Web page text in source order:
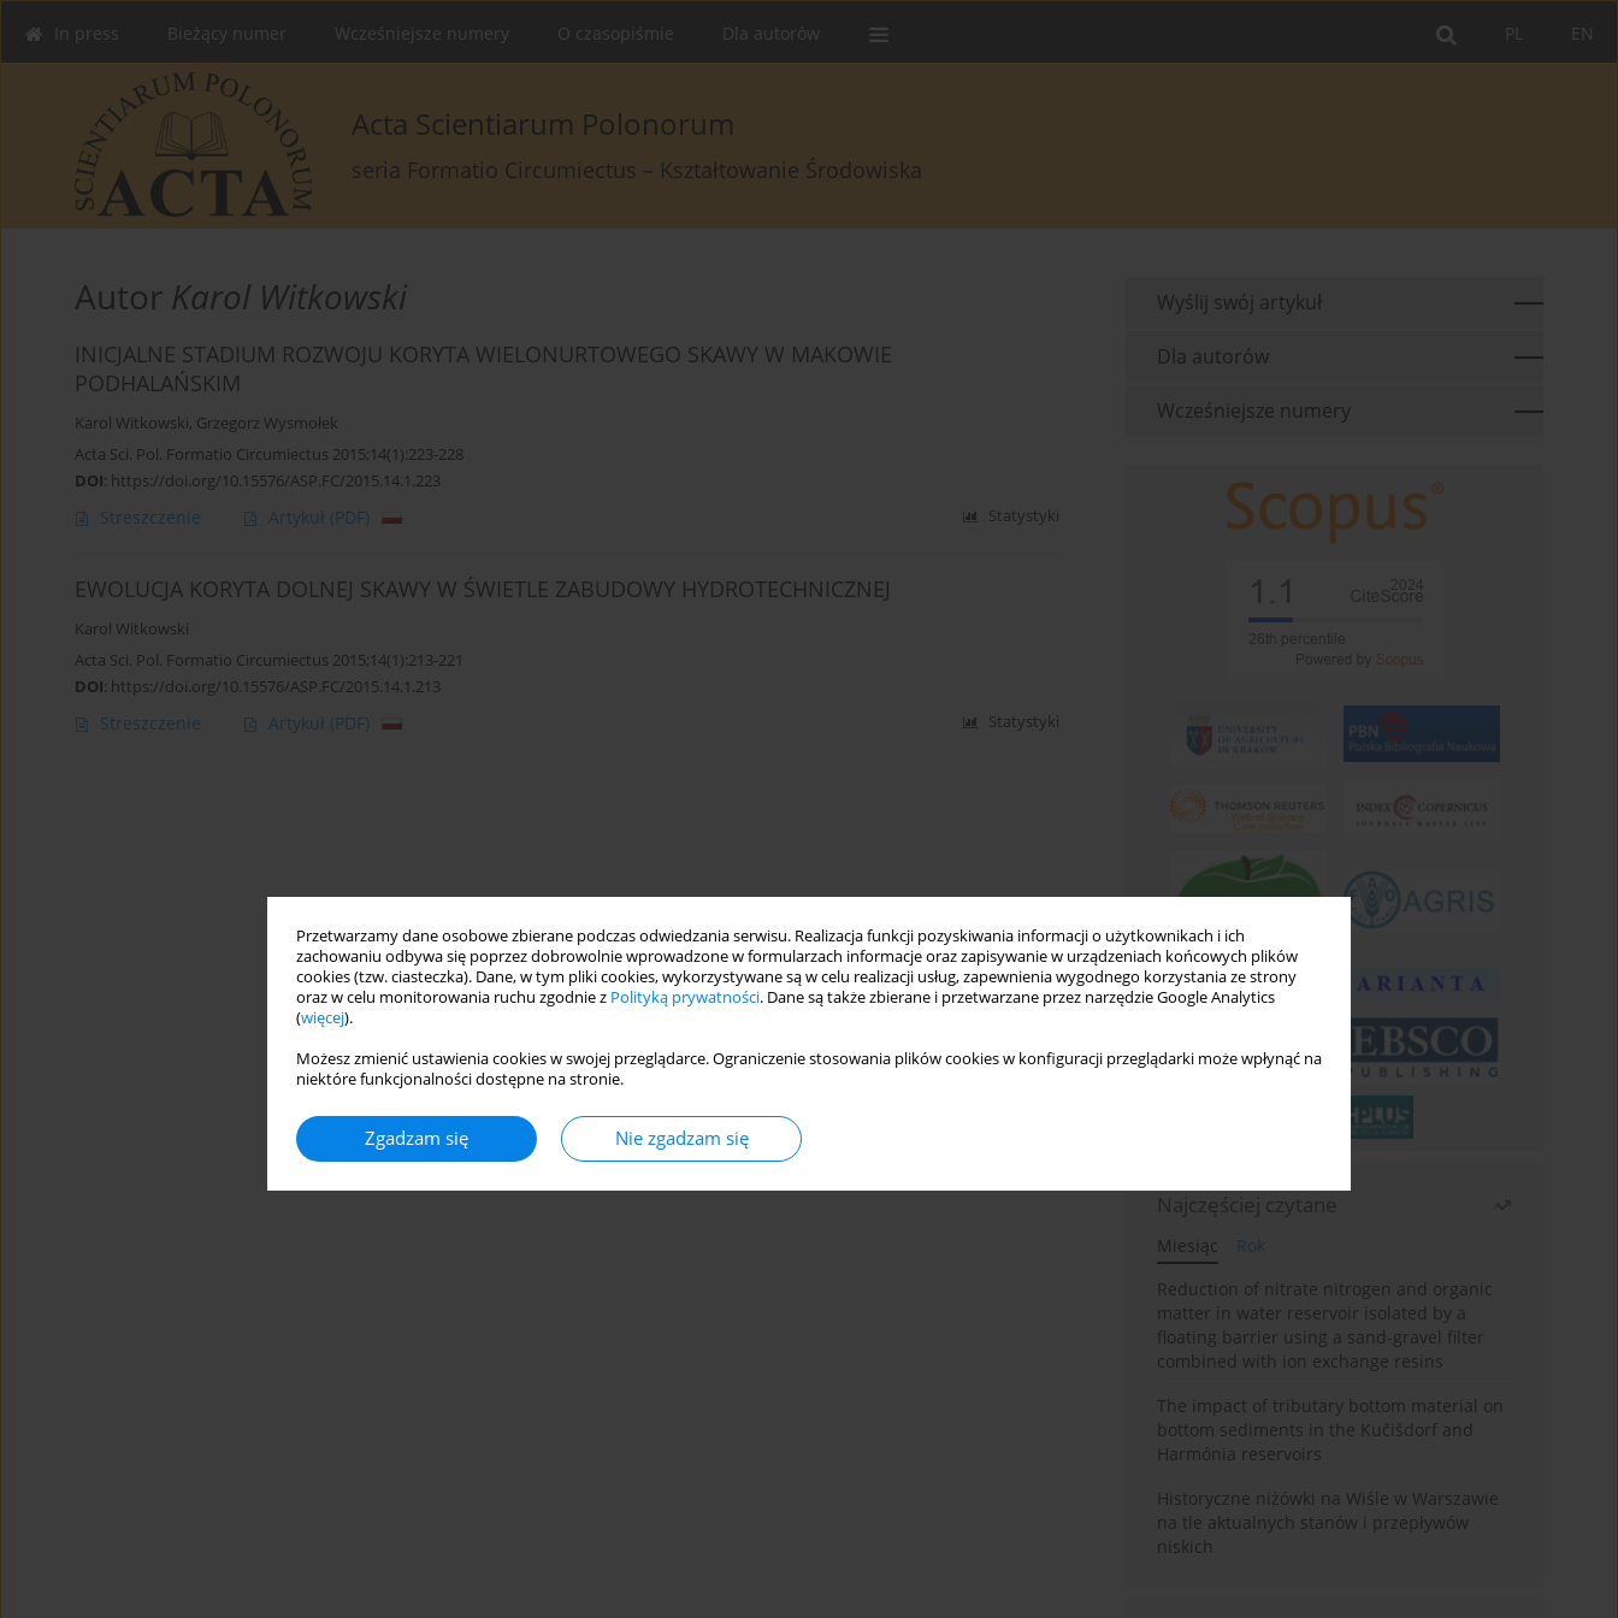
Przetwarzamy dane osobowe zbierane podczas odwiedzania serwisu. Realizacja funkcji pozyskiwania informacji o użytkownikach i ich
zachowaniu odbywa się poprzez dobrowolnie wprowadzone w formularzach informacje oraz zapisywanie w urządzeniach końcowych plików
cookies (tzw. ciasteczka). Dane, w tym pliki cookies, wykorzystywane są w celu realizacji usług, zapewnienia wygodnego korzystania ze strony
oraz w celu monitorowania ruchu zgodnie z Polityką prywatności. Dane są także zbierane i przetwarzane przez narzędzie Google Analytics
(więcej).
Możesz zmienić ustawienia cookies w swojej przeglądarce. Ograniczenie stosowania plików cookies w konfiguracji przeglądarki może wpłynąć na
niektóre funkcjonalności dostępne na stronie.
Zgadzam się Nie zgadzam się
EN
PL
In press Bieżący numer Wcześniejsze numery O czasopiśmie Dla autorów
Acta Scientiarum Polonorum
seria Formatio Circumiectus – Kształtowanie Środowiska
Autor Karol Witkowski
INICJALNE STADIUM ROZWOJU KORYTA WIELONURTOWEGO SKAWY W MAKOWIE
PODHALAŃSKIM
Karol Witkowski, Grzegorz Wysmołek
Acta Sci. Pol. Formatio Circumiectus 2015;14(1):223-228
DOI: https://doi.org/10.15576/ASP.FC/2015.14.1.223
Streszczenie Artykuł (PDF) Statystyki
EWOLUCJA KORYTA DOLNEJ SKAWY W ŚWIETLE ZABUDOWY HYDROTECHNICZNEJ
Karol Witkowski
Acta Sci. Pol. Formatio Circumiectus 2015;14(1):213-221
DOI: https://doi.org/10.15576/ASP.FC/2015.14.1.213
Streszczenie Artykuł (PDF) Statystyki
Wyślij swój artykuł
Dla autorów
Wcześniejsze numery
Najczęściej czytane
Miesiąc
Rok
Reduction of nitrate nitrogen and organic
matter in water reservoir isolated by a
floating barrier using a sand-gravel filter
combined with ion exchange resins
The impact of tributary bottom material on
bottom sediments in the Kučišdorf and
Harmónia reservoirs
Historyczne niżówki na Wiśle w Warszawie
na tle aktualnych stanów i przepływów
niskich